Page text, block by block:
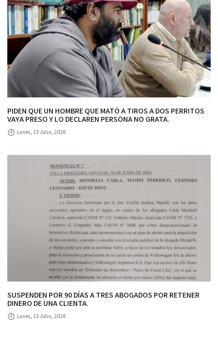
PIDEN QUE UN HOMBRE QUE MATÓ A TIROS A DOS PERRITOS
VAYA PRESO Y LO DECLAREN PERSONA NO GRATA.
Lunes, 13 Julio, 2026
SUSPENDEN POR 90 DÍAS A TRES ABOGADOS POR RETENER
DINERO DE UNA CLIENTA.
Lunes, 13 Julio, 2026